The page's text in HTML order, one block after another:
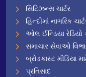
સિટિઝન્સ ચાર્ટર
હિન્દીમાં નાગરિક
ઓલ ઈન્ડિયા રેડિયો
સમાચાર સેવાઓ
બ્રોડકાસ્ટ મીડિયા
પ્રતિસાદ